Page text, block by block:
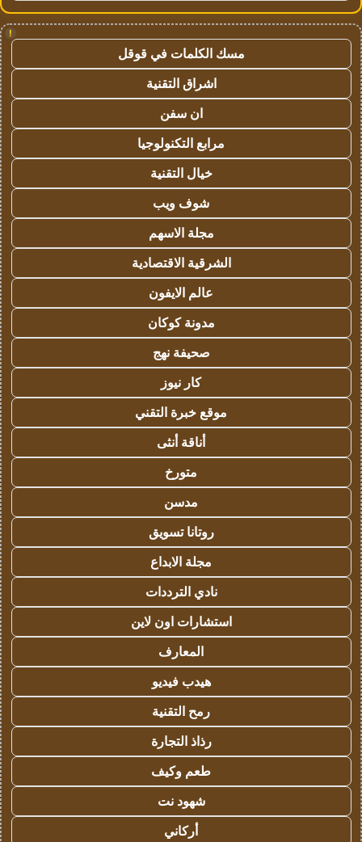
!
مسك الكلمات في قوقل
اشراق التقنية
ان سفن
مرابع التكنولوجيا
خيال التقنية
شوف ويب
مجلة الاسهم
الشرقية الاقتصادية
عالم الايفون
مدونة كوكان
صحيفة نهج
كار نيوز
موقع خبرة التقني
أناقة أنثى
متورخ
مدسن
روتانا تسويق
مجلة الابداع
نادي الترددات
استشارات اون لاين
المعارف
هيدب فيديو
رمح التقنية
رذاذ التجارة
طعم وكيف
شهود نت
أركاني